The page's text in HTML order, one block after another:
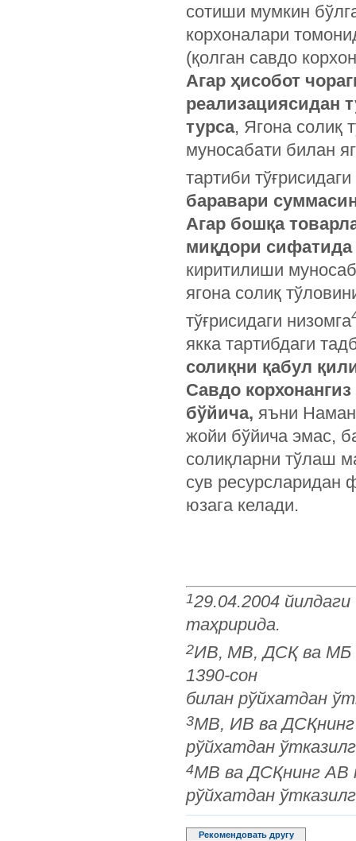
сотиши мумкин
корхоналари
(қолган савдо
Агар ҳисобот
реализациясидан
турса, Ягона солиқ
муносабати билан
тартиби
баравари
Агар бошқа
миқдори сифатида
киритилиши
ягона солиқ
тўғрисидаги низомга
якка тартибдаги
солиқни қабул
Савдо
бўйича, яъни
жойи бўйича эмас,
солиқларни тўлаш
сув ресурсларидан
юзага келади.
129.04.2004 йилдаги
таҳририда.
2ИВ, МВ, ДСҚ ва МБ
1390-сон
билан рўйхатдан
3МВ, ИВ ва ДСҚнинг
рўйхатдан
4МВ ва ДСҚнинг АВ
рўйхатдан
Рекомендовать другу